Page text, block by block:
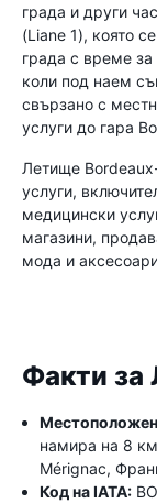
града и други
(Liane 1), която
града с време за
коли под наем
свързано с
услуги до гара
Летище
услуги,
медицински
магазини,
мода и
Факти за
намира на 8
Mérignac,
Код на IATA: